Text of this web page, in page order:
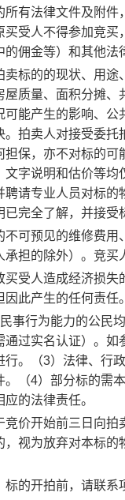
有法律文件及附
受人不得参加竞
的佣金等）和其他
标的的现状、用
质量、面积分摊
能产生的影响、
拍卖人对接受委
保，亦不对标的
字说明和估价等
请专业人员对标
完全了解，并接
可预见的维修费
担的除外）。竞
受人造成经济损
因此产生的任何责任
事行为能力的公民
过实名认证）。
行。（3）法律、
（4）部分标的需
的法律责任。
价开始前三日向
视为放弃对本标
的开拍前，请联